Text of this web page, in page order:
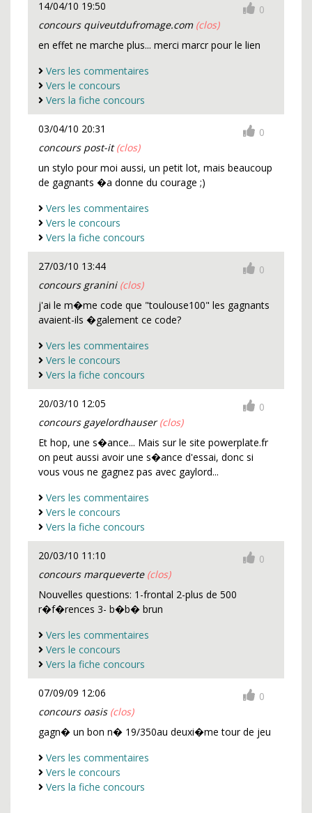
14/04/10 19:50
0
concours quiveutdufromage.com (clos)
en effet ne marche plus... merci marcr pour le lien
Vers les commentaires
Vers le concours
Vers la fiche concours
03/04/10 20:31
0
concours post-it(clos)
un stylo pour moi aussi, un petit lot, mais beaucoup
de gagnants �a donne du courage ;)
Vers les commentaires
Vers le concours
Vers la fiche concours
27/03/10 13:44
0
concours granini (clos)
j'ai le m�me code que "toulouse100" les gagnants
avaient-ils �galement ce code?
Vers les commentaires
Vers le concours
Vers la fiche concours
20/03/10 12:05
0
concours gayelordhauser(clos)
Et hop, une s�ance... Mais sur le site powerplate.fr
on peut aussi avoir une s�ance d'essai, donc si
vous vous ne gagnez pas avec gaylord...
Vers les commentaires
Vers le concours
Vers la fiche concours
20/03/10 11:10
0
concours marqueverte (clos)
Nouvelles questions: 1-frontal 2-plus de 500
r�f�rences 3- b�b� brun
Vers les commentaires
Vers le concours
Vers la fiche concours
07/09/09 12:06
0
concours oasis (clos)
gagn� un bon n� 19/350au deuxi�me tour de jeu
Vers les commentaires
Vers le concours
Vers la fiche concours